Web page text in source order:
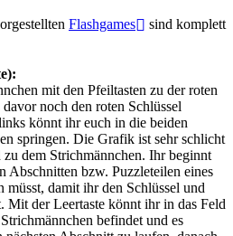
Flashgames
sind komplett
mit den Pfeiltasten zu der roten
noch den roten Schlüssel
könnt ihr euch in die beiden
springen. Die Grafik ist sehr schlicht
zu dem Strichmännchen. Ihr beginnt
Abschnitten bzw. Puzzleteilen eines
müsst, damit ihr den Schlüssel und
Mit der Leertaste könnt ihr in das Feld
befindet und es